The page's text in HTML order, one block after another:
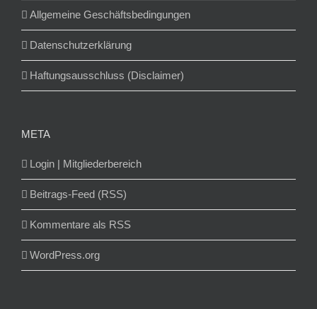
Allgemeine Geschäftsbedingungen
Datenschutzerklärung
Haftungsausschluss (Disclaimer)
META
Login | Mitgliederbereich
Beitrags-Feed (RSS)
Kommentare als RSS
WordPress.org